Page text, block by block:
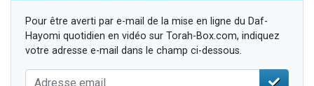
Pour être averti par e-mail de la mise en ligne du Daf-
Hayomi quotidien en vidéo sur Torah-Box.com, indiquez
votre adresse e-mail dans le champ ci-dessous.